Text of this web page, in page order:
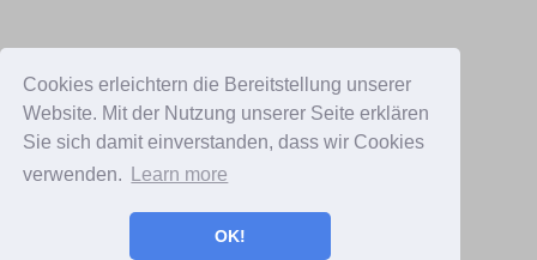
Cookies erleichtern die Bereitstellung unserer
Website. Mit der Nutzung unserer Seite erklären
Sie sich damit einverstanden, dass wir Cookies
verwenden.
Learn more
OK!